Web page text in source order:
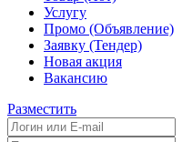
Услугу
Промо (Объявление)
Заявку (Тендер)
Новая акция
Вакансию
Разместить